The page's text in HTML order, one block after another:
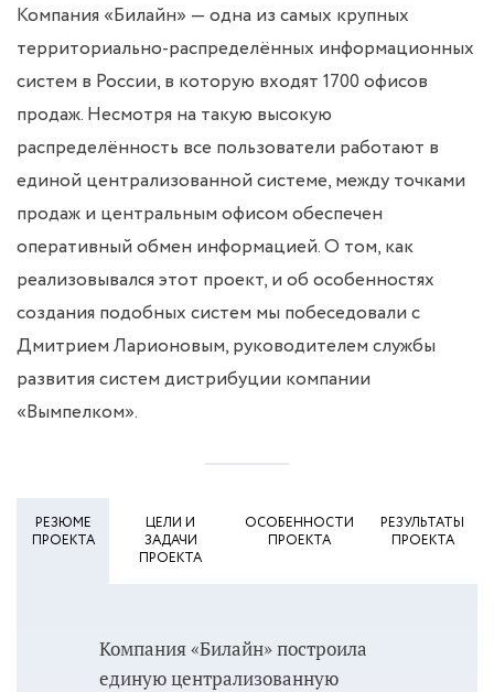
Компания «Билайн» — одна из самых крупных
территориально-распределённых информационных
систем в России, в которую входят 1700 офисов
продаж. Несмотря на такую высокую
распределённость все пользователи работают в
единой централизованной системе, между точками
продаж и центральным офисом обеспечен
оперативный обмен информацией. О том, как
реализовывался этот проект, и об особенностях
создания подобных систем мы побеседовали с
Дмитрием Ларионовым, руководителем службы
развития систем дистрибуции компании
«Вымпелком».
РЕЗЮМЕ
ПРОЕКТА
ЦЕЛИ И
ЗАДАЧИ
ПРОЕКТА
ОСОБЕННОСТИ
ПРОЕКТА
РЕЗУЛЬТАТЫ
ПРОЕКТА
Компания «Билайн» построила
единую централизованную